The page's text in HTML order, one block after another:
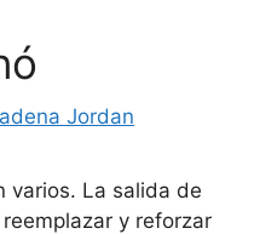
Jordan
varios. La salida de
y reforzar